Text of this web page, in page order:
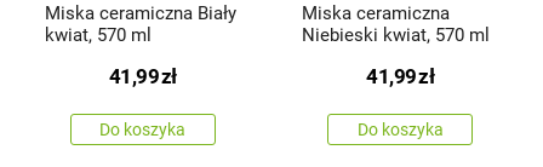
Miska ceramiczna Biały
kwiat, 570 ml
41,99zł
Do koszyka
Miska ceramiczna
Niebieski kwiat, 570 ml
41,99zł
Do koszyka